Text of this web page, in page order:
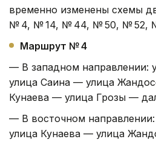
временно изменены схемы
№ 4, № 14, № 44, № 50, № 52,
Маршрут № 4
— В западном направлении:
улица Саина — улица
Кунаева — улица Грозы —
— В восточном
улица Кунаева — улица